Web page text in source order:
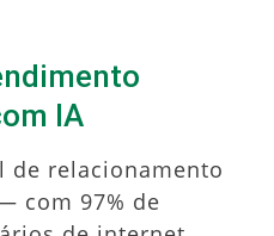
IA
de relacionamento
com 97% de